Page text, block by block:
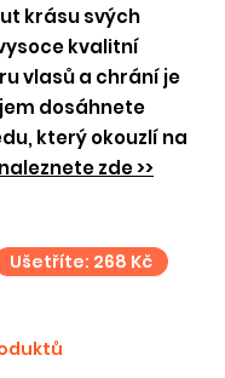
krásu svých
kvalitní
vlasů a chrání je
dosáhnete
který okouzlí na
zde >>
Ušetříte: 268 Kč